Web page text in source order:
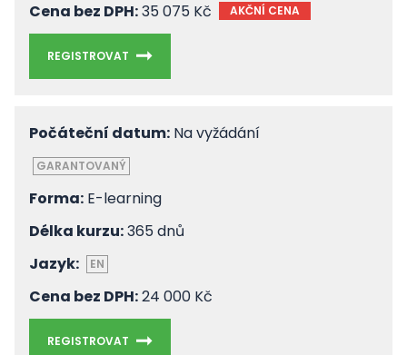
Cena bez DPH:35 075 Kč AKČNÍ CENA
REGISTROVAT
Počáteční datum: Na vyžádání
GARANTOVANÝ
Forma: E-learning
Délka kurzu:365 dnů
Jazyk:
EN
Cena bez DPH:24 000 Kč
REGISTROVAT